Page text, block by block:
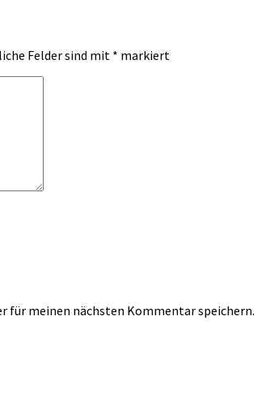
Felder sind mit* markiert
für meinen nächsten Kommentar speichern.